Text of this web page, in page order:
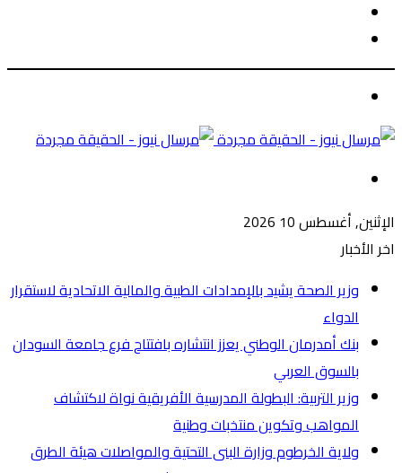
عن
الإثنين, أغسطس 10 2026
اخر الأخبار
وزير الصحة يشيد بالإمدادات الطبية والمالية الاتحادية لاستقرار
الدواء
بنك أمدرمان الوطني يعزز انتشاره بافتتاح فرع جامعة السودان
بالسوق العربي
وزير التربية: البطولة المدرسية الأفريقية نواة لاكتشاف
المواهب وتكوين منتخبات وطنية
ولاية الخرطوم وزارة البنى التحتية والمواصلات هيئة الطرق